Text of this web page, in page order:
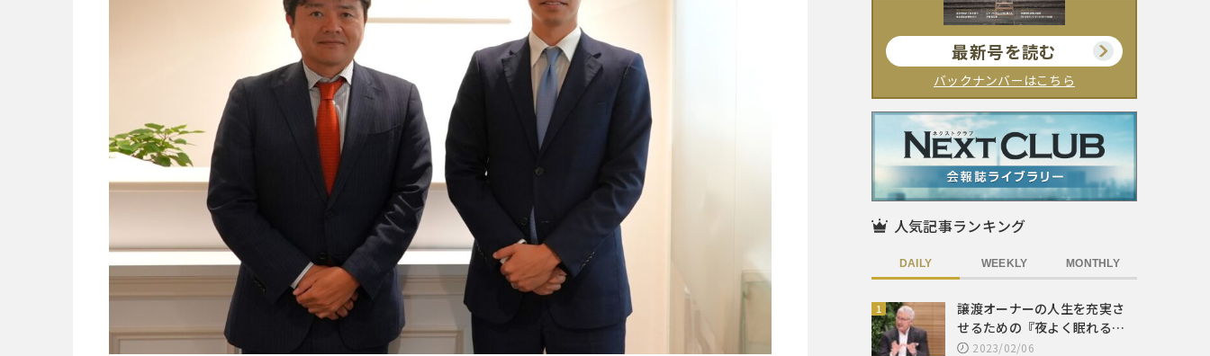
最新号を読む
バックナンバーはこちら
人気記事ランキング
DAILY WEEKLY MONTHLY
譲渡オーナーの人生を充実さ
せるための『夜よく眠れる運
用』とは
2023/02/06